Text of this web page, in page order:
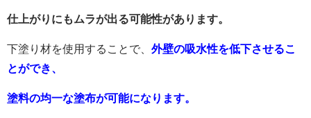
仕上がりにもムラが出る可能性があります。
下塗り材を使用することで、 外壁の吸水性を低下させるこ
とができ、
塗料の均一な塗布が可能になります。